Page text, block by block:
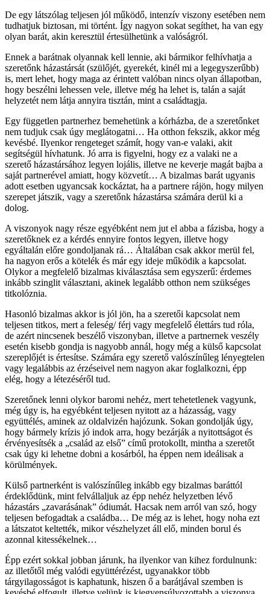
De egy látszólag teljesen jól működő, intenzív viszony esetében nem
tudhatjuk biztosan, mi történt. Így nagyon sokat segíthet, ha van egy
olyan barát, akin keresztül értesülhetünk a valóságról.
Ennek a barátnak olyannak kell lennie, aki bármikor felhívhatja a
szeretőnk házastársát (szülőjét, gyerekét, kinél mi a legegyszerűbb)
is, mert lehet, hogy maga az érintett valóban nincs olyan állapotban,
hogy beszélni lehessen vele, illetve még ha lehet is, talán a saját
helyzetét nem látja annyira tisztán, mint a családtagja.
Egy független partnerhez bemehetünk a kórházba, de a szeretőnket
nem tudjuk csak úgy meglátogatni… Ha otthon fekszik, akkor még
kevésbé. Ilyenkor rengeteget számít, hogy van-e valaki, akit
segítségül hívhatunk. Jó arra is figyelni, hogy ez a valaki ne a
szerető házastársához legyen lojális, illetve ne keverje magát bajba a
saját partnerével amiatt, hogy közvetít… A bizalmas barát ugyanis
adott esetben ugyancsak kockáztat, ha a partnere rájön, hogy milyen
szerepet játszik, vagy a szeretőnk házastársa számára derül ki a
dolog.
A viszonyok nagy része egyébként nem jut el abba a fázisba, hogy a
szeretőknek ez a kérdés ennyire fontos legyen, illetve hogy
egyáltalán előre gondoljanak rá… Általában csak akkor merül fel,
ha nagyon erős a kötelék és már egy ideje működik a kapcsolat.
Olykor a megfelelő bizalmas kiválasztása sem egyszerű: érdemes
inkább szinglit választani, akinek legalább otthon nem szükséges
titkolóznia.
Hasonló bizalmas akkor is jól jön, ha a szeretői kapcsolat nem
teljesen titkos, mert a feleség/ férj vagy megfelelő élettárs tud róla,
de azért nincsenek beszélő viszonyban, illetve a partnernek veszély
esetén kisebb gondja is nagyobb annál, hogy még a külső kapcsolat
szereplőjét is értesítse. Számára egy szerető valószínűleg lényegtelen
vagy legalábbis az érzéseivel nem nagyon akar foglalkozni, épp
elég, hogy a létezéséről tud.
Szeretőnek lenni olykor baromi nehéz, mert tehetetlenek vagyunk,
még úgy is, ha egyébként teljesen nyitott az a házasság, vagy
együttélés, aminek az oldalvizén hajózunk. Sokan gondolják úgy,
hogy bármely krízis jó indok arra, hogy bezárják a nyitottságot és
érvényesítsék a „család az első” című protokollt, mintha a szeretőt
csak úgy ki lehetne dobni a kosárból, ha éppen nem ideálisak a
körülmények.
Külső partnerként is valószínűleg inkább egy bizalmas baráttól
érdeklődünk, mint felvállaljuk az épp nehéz helyzetben lévő
házastárs „zavarásának” ódiumát. Hacsak nem arról van szó, hogy
teljesen befogadtak a családba… De még az is lehet, hogy noha ezt
a látszatot keltették, mikor vészhelyzet áll elő, minden borul és
azonnal kitessékelnek…
Épp ezért sokkal jobban járunk, ha ilyenkor van kihez fordulnunk:
az illetőtől még valódi együttérézést, ugyanakkor több
tárgyilagosságot is kaphatunk, hiszen ő a barátjával szemben is